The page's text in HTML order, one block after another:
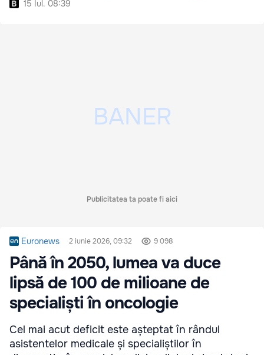
15 Iul. 08:39
Publicitatea ta poate fi aici
Euronews 2 iunie 2026, 09:32 9 098
Până în 2050, lumea va duce
lipsă de 100 de milioane de
specialiști în oncologie
Cel mai acut deficit este așteptat în rândul
asistentelor medicale și specialiștilor în